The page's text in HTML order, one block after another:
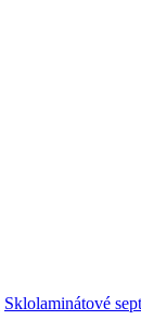
Sklolaminátové